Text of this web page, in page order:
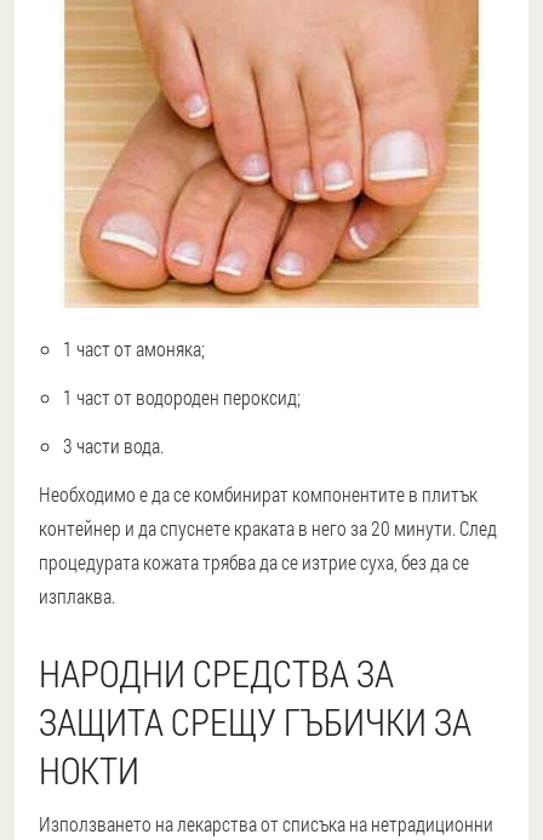
1 част от амоняка;
1 част от водороден пероксид;
3 части вода.
Необходимо е да се комбинират компонентите в плитък
контейнер и да спуснете краката в него за 20 минути. След
процедурата кожата трябва да се изтрие суха, без да се
изплаква.
НАРОДНИ СРЕДСТВА ЗА
ЗАЩИТА СРЕЩУ ГЪБИЧКИ ЗА
НОКТИ
Използването на лекарства от списъка на нетрадиционни